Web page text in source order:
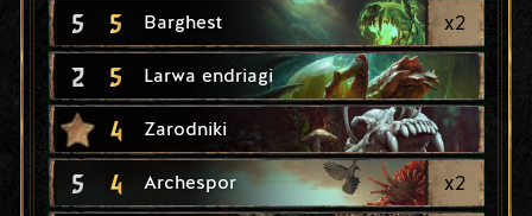
5 5 Barghest x2
2 5 Larwa endriagi
4 Zarodniki
5 4 Archespor x2